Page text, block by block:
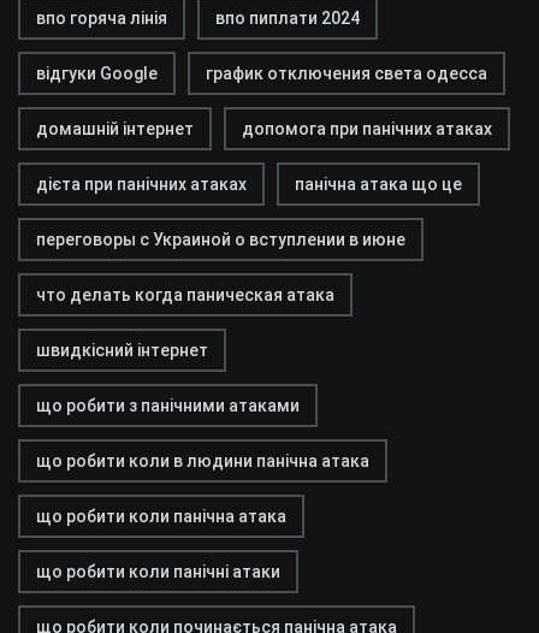
впо горяча лінія впо пиплати 2024
відгуки Google график отключения света одесса
домашній інтернет допомога при панічних атаках
дієта при панічних атаках панічна атака що це
переговоры с Украиной о вступлении в июне
что делать когда паническая атака
швидкісний інтернет
що робити з панічними атаками
що робити коли в людини панічна атака
що робити коли панічна атака
що робити коли панічні атаки
що робити коли починається панічна атака